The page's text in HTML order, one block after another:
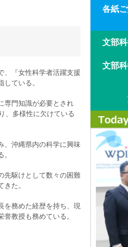
、『女性科学者活躍支援
ている。
専門知識が必要とされ
、多様性に欠けている
、沖縄県内の科学に興味
先駆けとして数々の困難
た。
を務めた経歴を持ち、現
教授も務めている。
各紙
文部
文部